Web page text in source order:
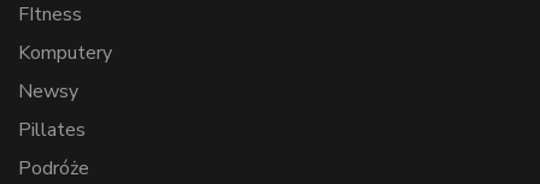
FItness
Komputery
Newsy
Pillates
Podróże